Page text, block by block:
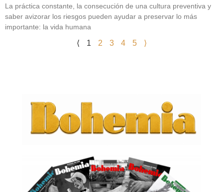
La práctica constante, la consecución de una cultura preventiva y
saber avizorar los riesgos pueden ayudar a preservar lo más
importante: la vida humana
⟨ 1 2 3 4 5 ⟩